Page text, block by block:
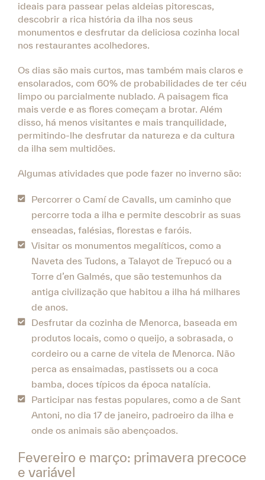
ideais para passear pelas aldeias pitorescas,
descobrir a rica história da ilha nos seus
monumentos e desfrutar da deliciosa cozinha local
nos restaurantes acolhedores.
Os dias são mais curtos, mas também mais claros e
ensolarados, com 60% de probabilidades de ter céu
limpo ou parcialmente nublado. A paisagem fica
mais verde e as flores começam a brotar. Além
disso, há menos visitantes e mais tranquilidade,
permitindo-lhe desfrutar da natureza e da cultura
da ilha sem multidões.
Algumas atividades que pode fazer no inverno são:
Percorrer o Camí de Cavalls, um caminho que
percorre toda a ilha e permite descobrir as suas
enseadas, falésias, florestas e faróis.
Visitar os monumentos megalíticos, como a
Naveta des Tudons, a Talayot de Trepucó ou a
Torre d’en Galmés, que são testemunhos da
antiga civilização que habitou a ilha há milhares
de anos.
Desfrutar da cozinha de Menorca, baseada em
produtos locais, como o queijo, a sobrasada, o
cordeiro ou a carne de vitela de Menorca. Não
perca as ensaimadas, pastissets ou a coca
bamba, doces típicos da época natalícia.
Participar nas festas populares, como a de Sant
Antoni, no dia 17 de janeiro, padroeiro da ilha e
onde os animais são abençoados.
Fevereiro e março: primavera precoce
e variável